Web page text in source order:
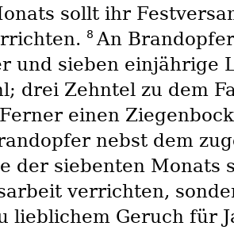
sollt ihr
8 An
und sieben
drei Zehntel zu dem
Ferner einen
nebst dem
der siebenten
verrichten,
lieblichem Geruch für